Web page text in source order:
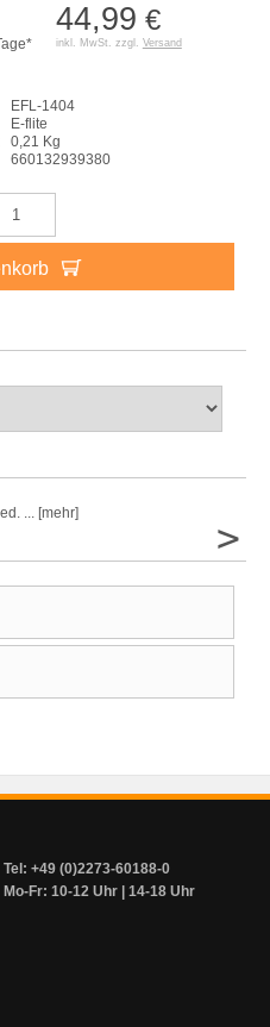
44,99 €
inkl. MwSt. zzgl. Versand
EFL-1404
E-flite
0,21 Kg
660132939380
... [mehr]
>
Tel: +49 (0)2273-60188-0
Mo-Fr: 10-12 Uhr | 14-18 Uhr